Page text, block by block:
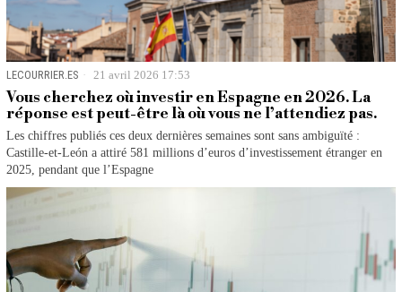
LECOURRIER.ES 21 avril 2026 17:53
Vous cherchez où investir en Espagne en 2026. La
réponse est peut-être là où vous ne l’attendiez pas.
Les chiffres publiés ces deux dernières semaines sont sans ambiguïté :
Castille-et-León a attiré 581 millions d’euros d’investissement étranger en
2025, pendant que l’Espagne